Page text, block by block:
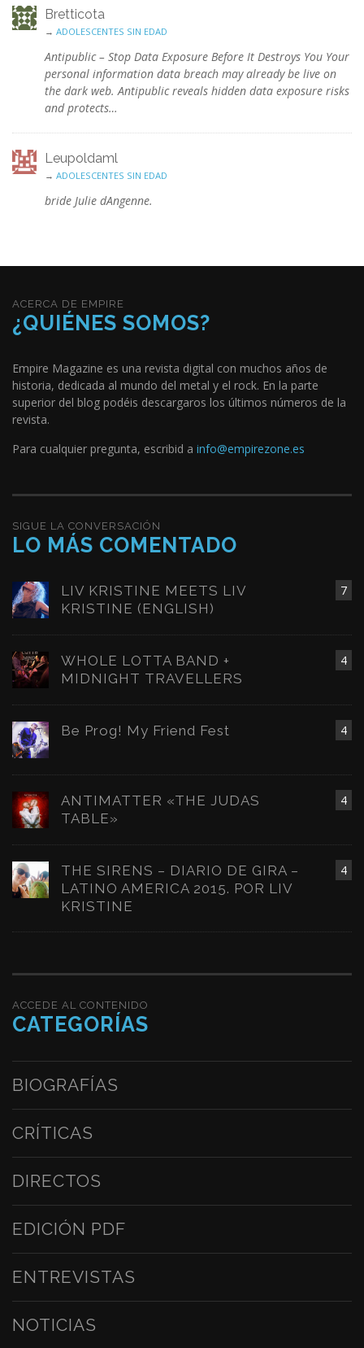
Bretticota
→ ADOLESCENTES SIN EDAD
Antipublic – Stop Data Exposure Before It Destroys You Your
personal information data breach may already be live on
the dark web. Antipublic reveals hidden data exposure risks
and protects…
Leupoldaml
→ ADOLESCENTES SIN EDAD
bride Julie dAngenne.
ACERCA DE EMPIRE
¿QUIÉNES SOMOS?
Empire Magazine es una revista digital con muchos años de
historia, dedicada al mundo del metal y el rock. En la parte
superior del blog podéis descargaros los últimos números de la
revista.
Para cualquier pregunta, escribid a info@empirezone.es
SIGUE LA CONVERSACIÓN
LO MÁS COMENTADO
7
LIV KRISTINE MEETS LIV
KRISTINE (ENGLISH)
4
WHOLE LOTTA BAND +
MIDNIGHT TRAVELLERS
4
Be Prog! My Friend Fest
4
ANTIMATTER «THE JUDAS
TABLE»
4
THE SIRENS – DIARIO DE GIRA –
LATINO AMERICA 2015. POR LIV
KRISTINE
ACCEDE AL CONTENIDO
CATEGORÍAS
BIOGRAFÍAS
CRÍTICAS
DIRECTOS
EDICIÓN PDF
ENTREVISTAS
NOTICIAS